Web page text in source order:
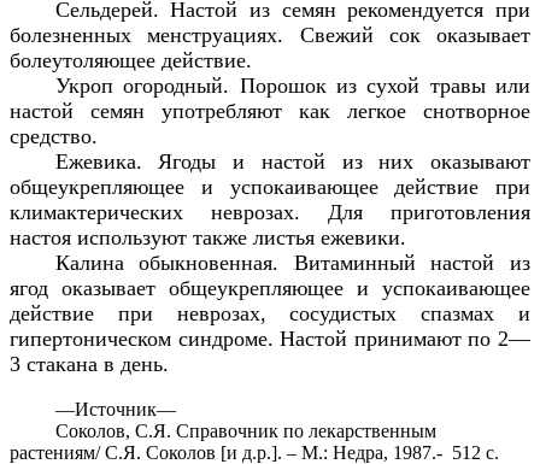
Сельдерей. Настой из семян рекомендуется при
болезненных менструациях. Свежий сок оказывает
болеутоляющее действие.
Укроп огородный. Порошок из сухой травы или
настой семян употребляют как легкое снотворное
средство.
Ежевика. Ягоды и настой из них оказывают
общеукрепляющее и успокаивающее действие при
климактерических неврозах. Для приготовления
настоя используют также листья ежевики.
Калина обыкновенная. Витаминный настой из
ягод оказывает общеукрепляющее и успокаивающее
действие при неврозах, сосудистых спазмах и
гипертоническом синдроме. Настой принимают по 2—
3 стакана в день.
—Источник—
Соколов, С.Я. Справочник по лекарственным
растениям/ С.Я. Соколов [и д.р.]. – М.: Недра, 1987.- 512 с.